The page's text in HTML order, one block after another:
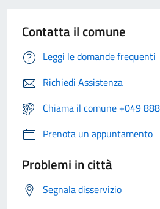
Contatta il comune
Leggi le domande frequenti
Richiedi Assistenza
Chiama il comune +049
Prenota un appuntamento
Problemi in città
Segnala disservizio